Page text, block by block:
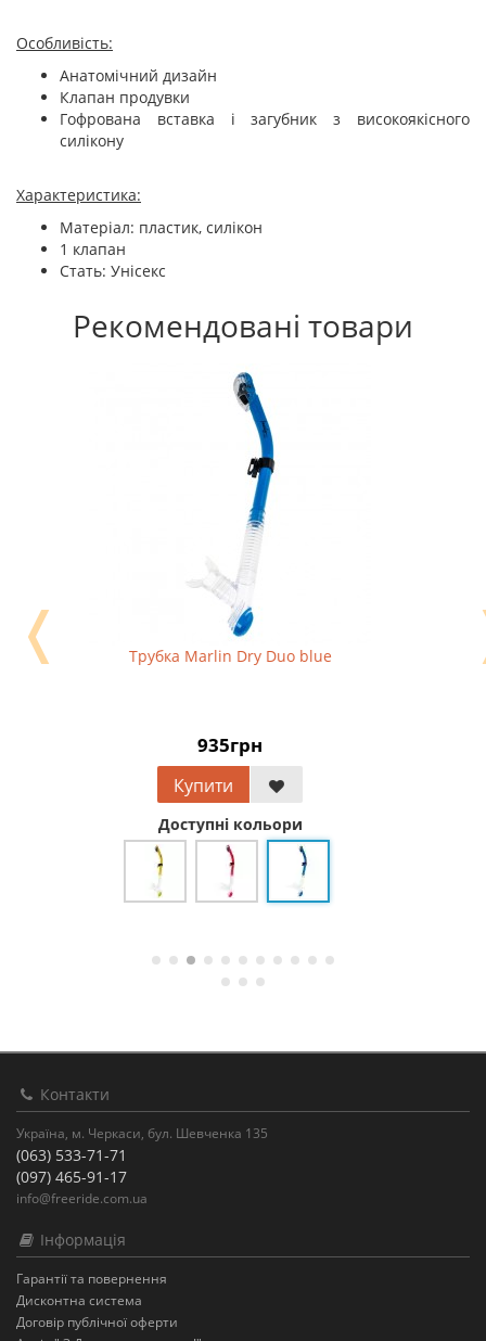
Особливість:
Анатомічний дизайн
Клапан продувки
Гофрована вставка і загубник з високоякісного
силікону
Характеристика:
Матеріал: пластик, силікон
1 клапан
Стать: Унісекс
Рекомендовані товари
Трубка Marlin Dry Duo blue
935грн
Купити
Доступні кольори
❬
Контакти
Україна, м. Черкаси, бул. Шевченка 135
(063) 533-71-71
(097) 465-91-17
info@freeride.com.ua
Інформація
Гарантії та повернення
Дисконтна система
Договір публічної оферти